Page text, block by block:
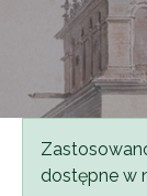
dostępne w